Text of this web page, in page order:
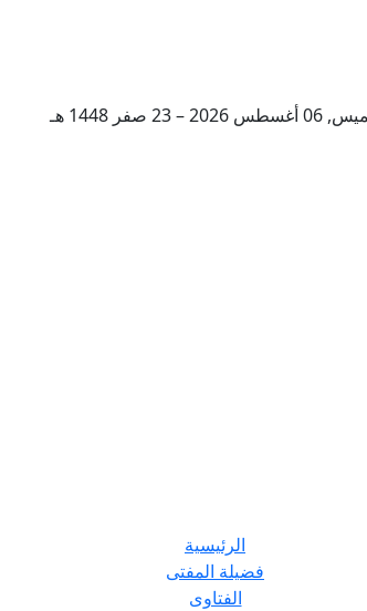
2026 – 23 صفر 1448 هـ
الرئيسية
فضيلة المفتى
الفتاوى